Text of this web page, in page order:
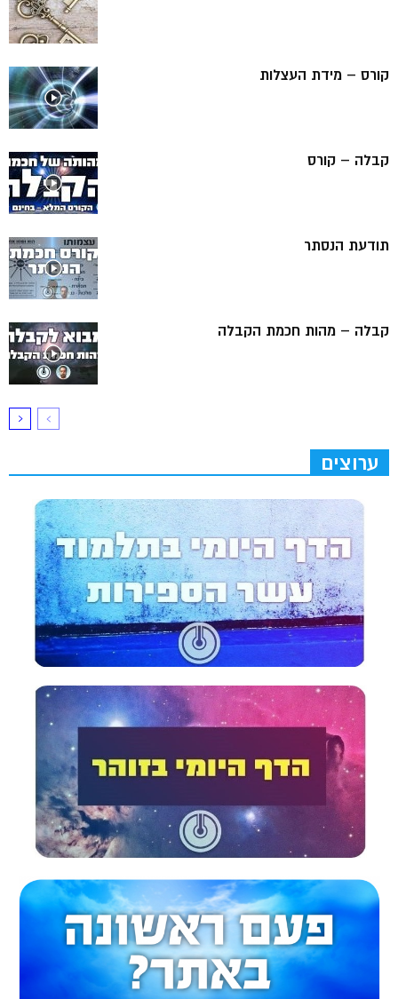
קורס – מידת העצלות
קבלה – קורס
תודעת הנסתר
קבלה – מהות חכמת הקבלה
ערוצים